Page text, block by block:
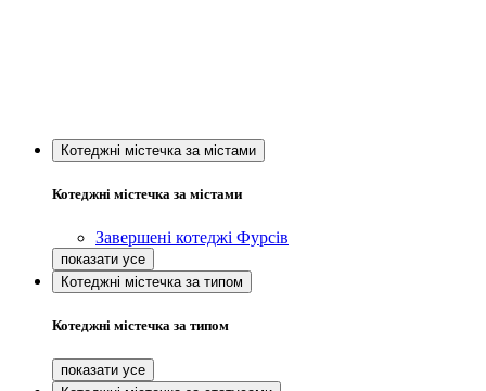
Котеджні містечка за містами
Котеджні містечка за містами
Завершені котеджі Фурсів
Котеджні містечка за типом
Котеджні містечка за типом